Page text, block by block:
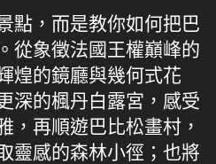
點，而是教你如何把巴
從象徵法國王權巔峰的
煌的鏡廳與幾何式花
深的楓丹白露宮，感受
，再順遊巴比松畫村，
靈感的森林小徑；也將